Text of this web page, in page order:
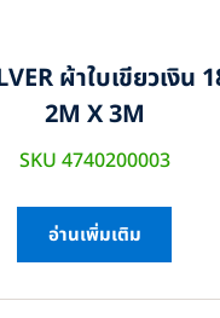
ผ้าใบเขียวเงิน
2M X 3M
SKU 4740200003
อ่านเพิ่มเติม